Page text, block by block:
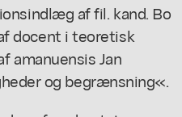
af fil. kand. Bo
docent i teoretisk
amanuensis Jan
og begrænsning«.